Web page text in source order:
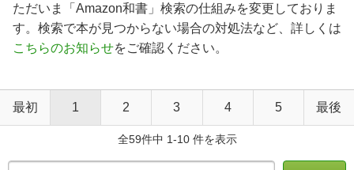
ただいま「Amazon和書」検索の仕組みを変更しておりま
す。検索で本が見つからない場合の対処法など、詳しくは
こちらのお知らせをご確認ください。
最初 1 2 3 4 5 最後
全59件中 1-10 件を表示